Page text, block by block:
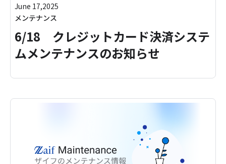
June 17,2025
メンテナンス
6/18 クレジットカード決済システ
ムメンテナンスのお知らせ